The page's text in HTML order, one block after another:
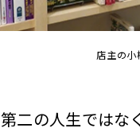
店主の小
第二の人生ではな